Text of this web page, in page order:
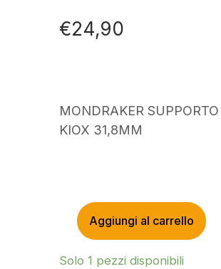
€24,90
MONDRAKER
KIOX 31,8MM
MONDRAKER
SUPPORTO
MANUBRIO
Aggiungi al carrello
Solo 1 pezzi disponibili